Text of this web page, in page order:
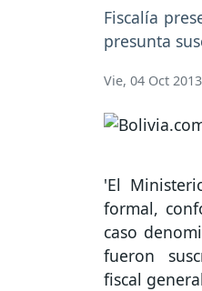
Fiscalía
presunta
Vie, 04 Oct
'El
formal,
caso
fueron
fiscal